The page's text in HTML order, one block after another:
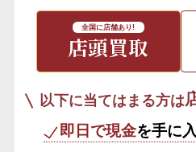
全国に店舗あり!
店頭買取
以下に当てはまる方は
即日で現金を手に